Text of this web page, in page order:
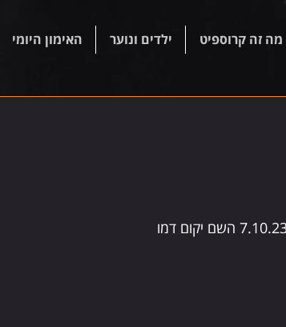
מה זה קרוספיט ילדים ונוער האימון היומי